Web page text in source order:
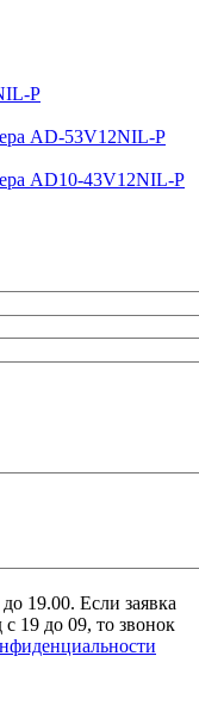
P
AD-53V12NIL-P
AD10-43V12NIL-P
19.00. Если заявка
19 до 09, то звонок